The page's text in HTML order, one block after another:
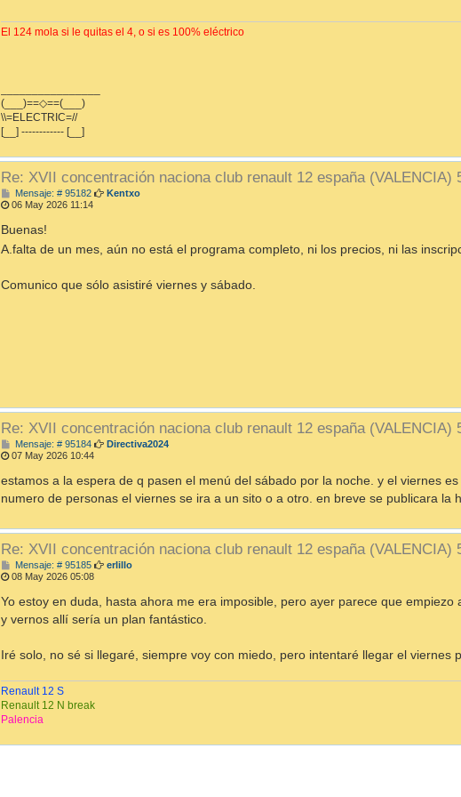
El 124 mola si le quitas el 4, o si es 100% eléctrico
(___)==◇==(___)
\\=ELECTRIC=//
[__] ------------ [__]
Re: XVII concentración naciona club renault 12 españa (VALENCIA)
Mensaje: # 95182M
e
j
Kentxo
06 May 2026 11:14
Buenas!
A.falta de un mes, aún no está el programa completo, ni los precios, ni las
Comunico que sólo asistiré viernes y sábado.
Re: XVII concentración naciona club renault 12 españa (VALENCIA)
Mensaje: # 95184M
e
s
a
j
Directiva2024
07 May 2026 10:44
estamos a la espera de q pasen el menú del sábado por la noche. y el viernes
numero de personas el viernes se ira a un sito o a otro. en breve se publicara la
Re: XVII concentración naciona club renault 12 españa (VALENCIA)
Mensaje: # 95185M
e
s
j
erlillo
08 May 2026 05:08
Yo estoy en duda, hasta ahora me era imposible, pero ayer parece que
y vernos allí sería un plan fantástico.
Iré solo, no sé si llegaré, siempre voy con miedo, pero intentaré llegar el viernes
Renault 12 S
Renault 12 N break
Palencia